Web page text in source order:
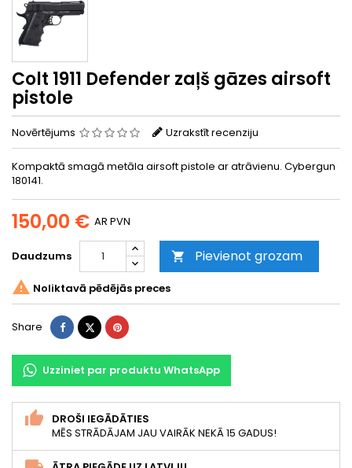
Colt 1911 Defender zaļš gāzes airsoft
pistole
Novērtējums Uzrakstīt recenziju
Kompaktā smagā metāla airsoft pistole ar atrāvienu. Cybergun
180141.
150,00 € AR PVN
Daudzums  Pievienot grozam
 Noliktavā pēdējās preces
Share ShareTweetPinterest
Uzziniet par produktu WhatsApp
DROŠI IEGĀDĀTIES
MĒS STRĀDĀJAM JAU VAIRĀK NEKĀ 15 GADUS!